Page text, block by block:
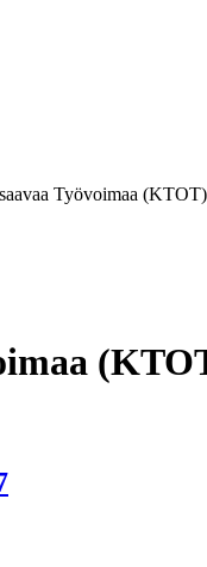
Työvoimaa (KTOT)